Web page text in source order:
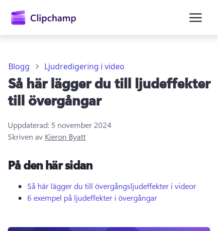
huvudinnehåll
Logga in
Blogg Ljudredigering i video
Så här lägger du till ljudeffekter
till övergångar
Uppdaterad: 5 november 2024
Skriven av Kieron Byatt
På den här sidan
Så här lägger du till övergångsljudeffekter i videor
6 exempel på ljudeffekter i övergångar